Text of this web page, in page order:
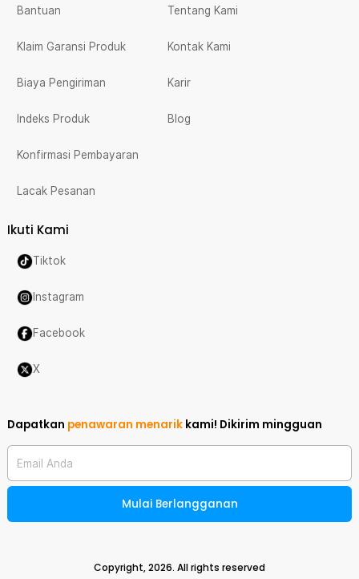
Bantuan
Klaim Garansi Produk
Biaya Pengiriman
Indeks Produk
Konfirmasi Pembayaran
Lacak Pesanan
Tentang Kami
Kontak Kami
Karir
Blog
Ikuti Kami
Tiktok
Instagram
Facebook
X
Dapatkan penawaran menarik kami! Dikirim mingguan
Email Anda
Mulai Berlangganan
Copyright,2026. All rights reserved